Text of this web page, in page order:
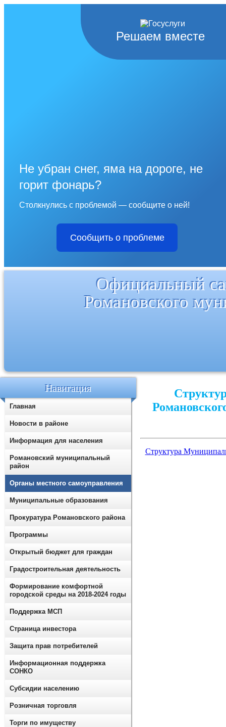
Решаем вместе
Не убран снег, яма на дороге, не
горит фонарь?
Столкнулись с проблемой — сообщите о ней!
Сообщить о проблеме
Официальный
Романовского
Структура
Навигация
Главная
Новости в районе
Информация для населения
Романовский муниципальный
район
Органы местного самоуправления
Муниципальные образования
Прокуратура Романовского района
Программы
Открытый бюджет для граждан
Градостроительная деятельность
Формирование комфортной
городской среды на 2018-2024 годы
Поддержка МСП
Страница инвестора
Защита прав потребителей
Информационная поддержка
СОНКО
Субсидии населению
Розничная торговля
Торги по имуществу